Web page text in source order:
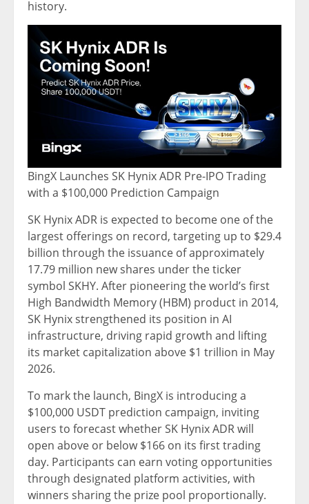
history.
BingX Launches SK Hynix ADR Pre-IPO Trading
with a $100,000 Prediction Campaign
SK Hynix ADR is expected to become one of the
largest offerings on record, targeting up to $29.4
billion through the issuance of approximately
17.79 million new shares under the ticker
symbol SKHY. After pioneering the world’s first
High Bandwidth Memory (HBM) product in 2014,
SK Hynix strengthened its position in AI
infrastructure, driving rapid growth and lifting
its market capitalization above $1 trillion in May
2026.
To mark the launch, BingX is introducing a
$100,000 USDT prediction campaign, inviting
users to forecast whether SK Hynix ADR will
open above or below $166 on its first trading
day. Participants can earn voting opportunities
through designated platform activities, with
winners sharing the prize pool proportionally.